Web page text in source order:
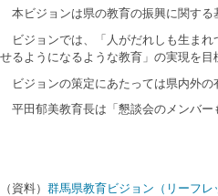
本ビジョンは県の教育の振興に関する
ビジョンでは、「人がだれしも生まれ
せるようになるような教育」の実現を
ビジョンの策定にあたっては県内外の
平田郁美教育長は「懇談会のメンバー
（資料） 群馬県教育ビジョン（リーフレ